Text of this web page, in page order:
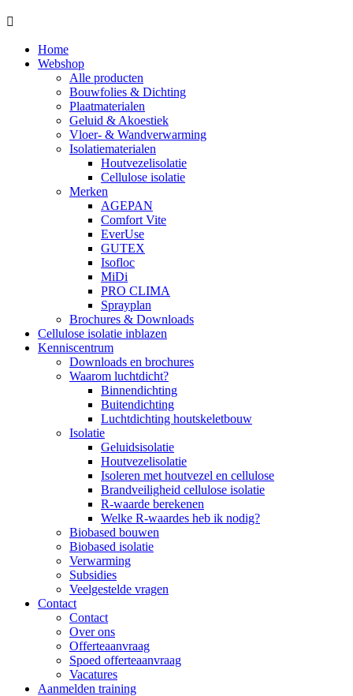
Home
Webshop
Alle producten
Bouwfolies & Dichting
Plaatmaterialen
Geluid & Akoestiek
Vloer- & Wandverwarming
Isolatiematerialen
Houtvezelisolatie
Cellulose isolatie
Merken
AGEPAN
Comfort Vite
EverUse
GUTEX
Isofloc
MiDi
PRO CLIMA
Sprayplan
Brochures & Downloads
Cellulose isolatie inblazen
Kenniscentrum
Downloads en brochures
Waarom luchtdicht?
Binnendichting
Buitendichting
Luchtdichting houtskeletbouw
Isolatie
Geluidsisolatie
Houtvezelisolatie
Isoleren met houtvezel en cellulose
Brandveiligheid cellulose isolatie
R-waarde berekenen
Welke R-waardes heb ik nodig?
Biobased bouwen
Biobased isolatie
Verwarming
Subsidies
Veelgestelde vragen
Contact
Contact
Over ons
Offerteaanvraag
Spoed offerteaanvraag
Vacatures
Aanmelden training